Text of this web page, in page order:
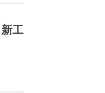
工